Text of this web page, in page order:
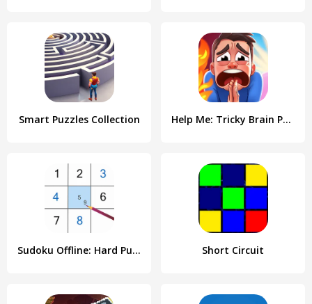
Smart Puzzles Collection Help Me: Tricky Brain Puzzles
Sudoku Offline: Hard Puzzles Short Circuit